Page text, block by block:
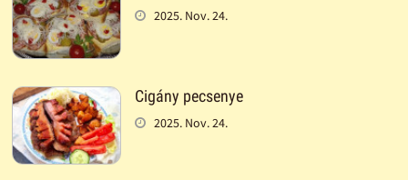
2025. Nov. 24.
Cigány pecsenye
2025. Nov. 24.